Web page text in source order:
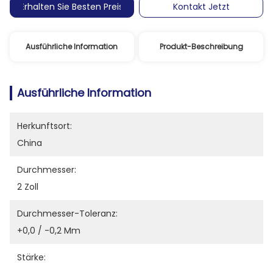
Erhalten Sie Besten Preis
Kontakt Jetzt
Ausführliche Information Produkt-Beschreibung
Ausführliche Information
Herkunftsort:
China
Durchmesser:
2 Zoll
Durchmesser-Toleranz:
+0,0 / -0,2 Mm
Stärke: